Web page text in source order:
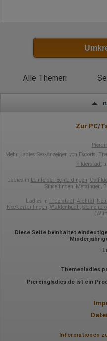
auch im Rahmen von
Informationen verarbeiten.
Herausgeber:
Erhobene Daten:
Datum und Uhrzeit des
Mausbewegungen
Eindeutige Gerätekennung
Sprachinformationen
Browser-Typ
Eindeutige
Antworten auf Umfragen
Europäische Union
Rechtliche Grundlage der
Alle Themen
Zur PC/
Mehr Ladies Sex-Anzeigen von Escorts,
Filderstadt
Ladies in Leinfelden-Echterdingen,
Sindelfingen, Metzingen,
Ladies in Filderstadt, Aichtal ,
Neckartailfingen, Waldenbuch,
Diese Seite beinhaltet
Themenladies
Piercingladies.de ist ein
Informationen